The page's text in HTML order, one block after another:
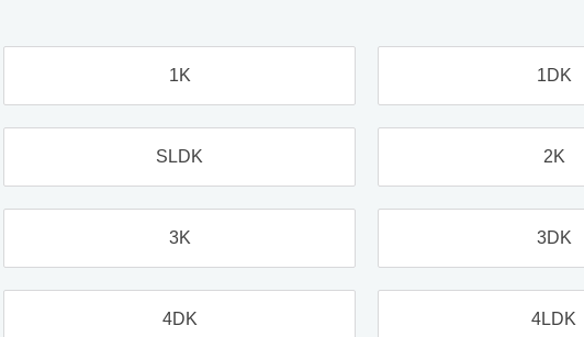
1K 1DK
SLDK 2K
3K 3DK
4DK 4LDK